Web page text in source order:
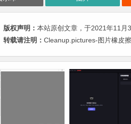
版权声明： 本站原创文章，于2021年11月
转载请注明： Cleanup.pictures-图片橡皮